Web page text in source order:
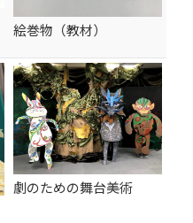
絵巻物（教材）
劇のための舞台美術